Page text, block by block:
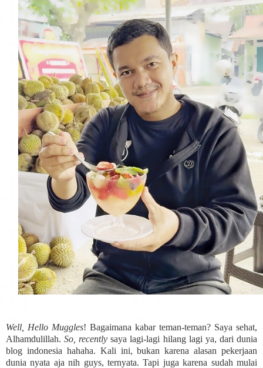
Well, Hello Muggles! Bagaimana kabar teman-teman? Saya sehat,
Alhamdulillah.So, recently saya lagi-lagi hilang lagi ya, dari dunia
blog indonesia hahaha. Kali ini, bukan karena alasan pekerjaan
dunia nyata aja nih guys, ternyata. Tapi juga karena sudah mulai